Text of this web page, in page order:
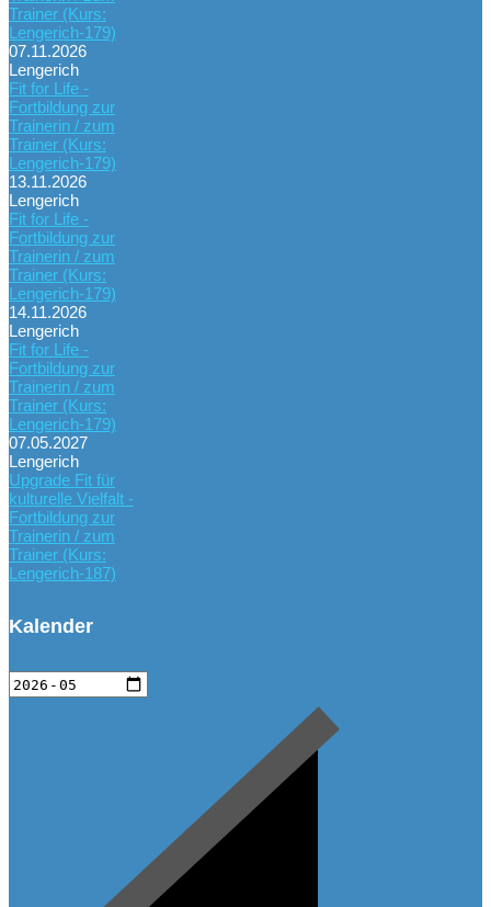
Trainer (Kurs:
Lengerich-179)
07.11.2026
Lengerich
Fit for Life -
Fortbildung zur
Trainerin / zum
Trainer (Kurs:
Lengerich-179)
13.11.2026
Lengerich
Fit for Life -
Fortbildung zur
Trainerin / zum
Trainer (Kurs:
Lengerich-179)
14.11.2026
Lengerich
Fit for Life -
Fortbildung zur
Trainerin / zum
Trainer (Kurs:
Lengerich-179)
07.05.2027
Lengerich
Upgrade Fit für
kulturelle Vielfalt -
Fortbildung zur
Trainerin / zum
Trainer (Kurs:
Lengerich-187)
Kalender